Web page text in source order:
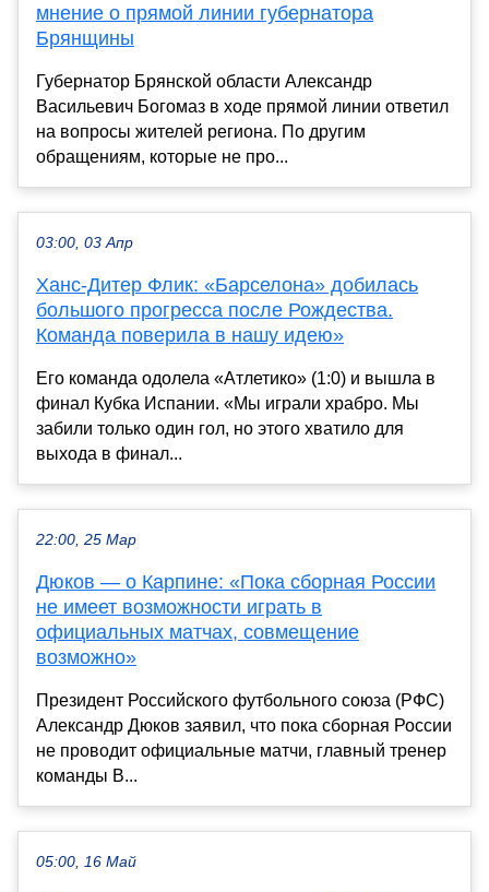
мнение о прямой линии губернатора
Брянщины
Губернатор Брянской области Александр
Васильевич Богомаз в ходе прямой линии ответил
на вопросы жителей региона. По другим
обращениям, которые не про...
03:00, 03 Апр
Ханс-Дитер Флик: «Барселона» добилась
большого прогресса после Рождества.
Команда поверила в нашу идею»
Его команда одолела «Атлетико» (1:0) и вышла в
финал Кубка Испании. «Мы играли храбро. Мы
забили только один гол, но этого хватило для
выхода в финал...
22:00, 25 Мар
Дюков — о Карпине: «Пока сборная России
не имеет возможности играть в
официальных матчах, совмещение
возможно»
Президент Российского футбольного союза (РФС)
Александр Дюков заявил, что пока сборная России
не проводит официальные матчи, главный тренер
команды В...
05:00, 16 Май